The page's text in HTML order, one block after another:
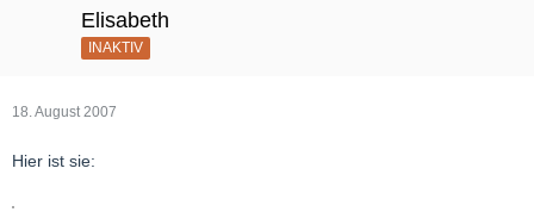
Elisabeth
INAKTIV
18. August 2007
Hier ist sie: